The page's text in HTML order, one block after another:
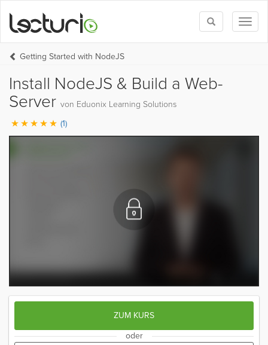
Toggle
search
Getting Started with NodeJS
Install NodeJS & Build a Web-
Server von Eduonix Learning Solutions
(1)
ZUM KURS
oder